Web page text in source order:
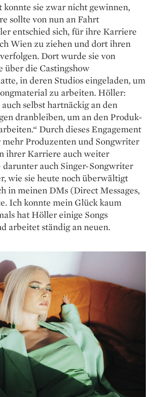
konnte sie zwar nicht gewinnen,
sollte von nun an Fahrt
entschied sich, für ihre Karriere
Wien zu ziehen und dort ihren
Dort wurde sie von
über die Castingshow
in deren Studios eingeladen, um
zu arbeiten. Höller:
selbst hart­näckig an den
dranbleiben, um an den Produk­
Durch dieses Engagement
Produzenten und Songwriter
ihrer Karriere auch weiter
darunter auch Singer-Songwriter
wie sie heute noch überwältigt
in meinen DMs (Direct Messages,
Ich konnte mein Glück kaum
hat Höller einige Songs
arbeitet ständig an neuen.